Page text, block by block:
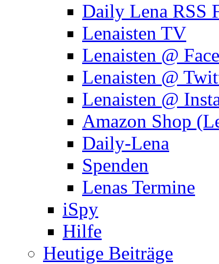
Daily Lena RSS
Lenaisten TV
Lenaisten @
Lenaisten @
Lenaisten @
Amazon Shop
Daily-Lena
Spenden
Lenas Termine
iSpy
Hilfe
Heutige Beiträge